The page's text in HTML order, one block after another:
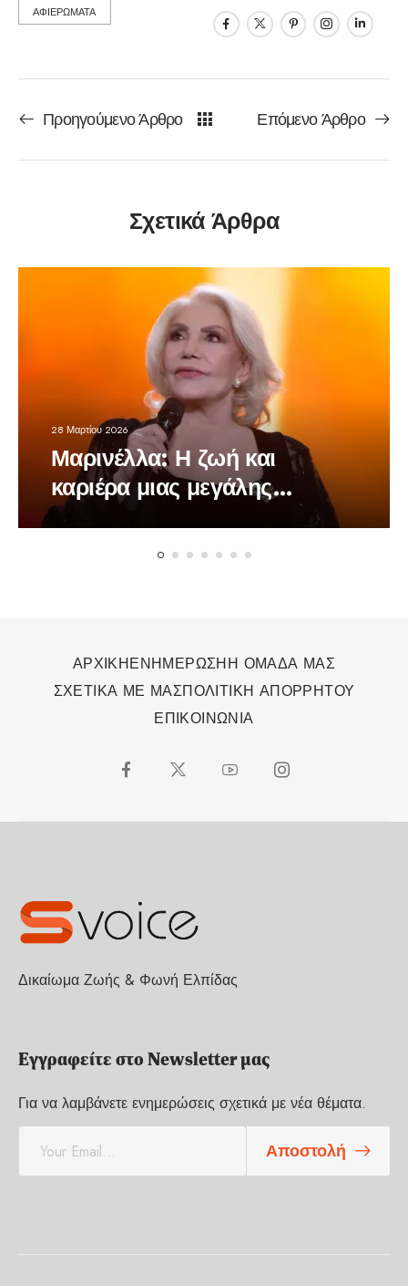
ΑΦΙΕΡΩΜΑΤΑ
Προηγούμενο Άρθρο Επόμενο Άρθρο
Σχετικά Άρθρα
28 Μαρτίου 2026
Μαρινέλλα: Η ζωή και
καριέρα μιας μεγάλης
τραγουδίστριας
ΑΡΧΙΚΗΕΝΗΜΕΡΩΣΗΗ ΟΜΑΔΑ ΜΑΣ
ΣΧΕΤΙΚΑ ΜΕ ΜΑΣΠΟΛΙΤΙΚΗ ΑΠΟΡΡΗΤΟΥ
ΕΠΙΚΟΙΝΩΝΙΑ
Δικαίωμα Ζωής & Φωνή Ελπίδας
Εγγραφείτε στο Newsletter μας
Για να λαμβάνετε ενημερώσεις σχετικά με νέα θέματα.
a
Αποστολή